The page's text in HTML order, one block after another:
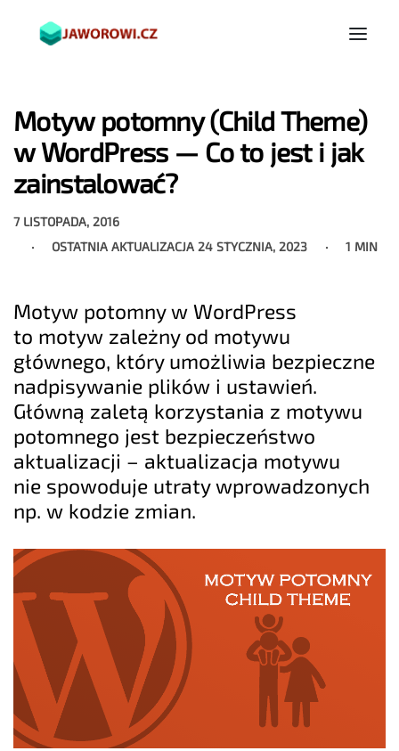
Motyw potomny (Child Theme)
w WordPress — Co to jest i jak
zainstalować?
7 LISTOPADA, 2016
OSTATNIA AKTUALIZACJA 24 STYCZNIA, 2023 1 MIN
Motyw potomny w WordPress
to motyw zależny od motywu
głównego, który umożliwia bezpieczne
nadpisywanie plików i ustawień.
Główną zaletą korzystania z motywu
potomnego jest bezpieczeństwo
aktualizacji – aktualizacja motywu
nie spowoduje utraty wprowadzonych
np. w kodzie zmian.